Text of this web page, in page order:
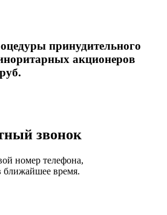
принудительного
акционеров
звонок
номер телефона,
время.